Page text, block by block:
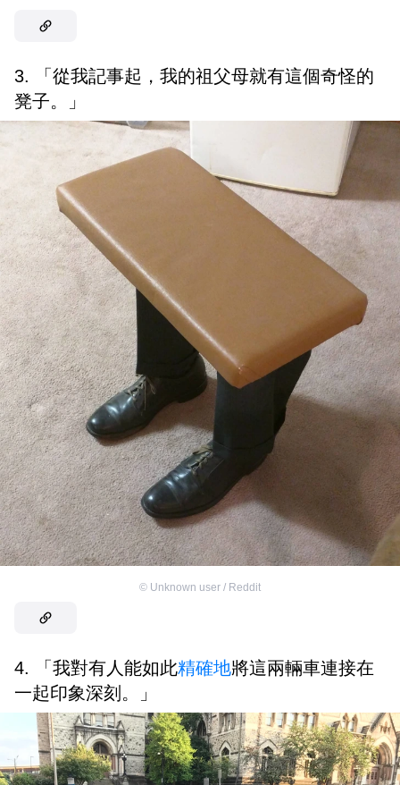
3. 「從我記事起，我的祖父母就有這個奇怪的
凳子。」
© Unknown user / Reddit
4. 「我對有人能如此精確地將這兩輛車連接在
一起印象深刻。」